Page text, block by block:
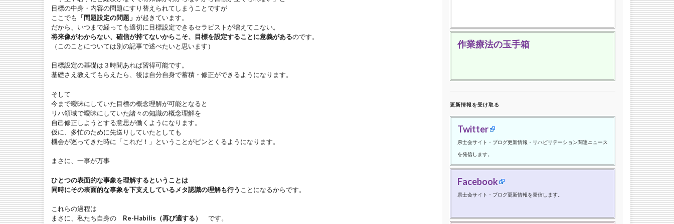
目標の中身・内容の問題にすり替えられてしまうことですが
ここでも 「問題設定の問題」 が起きています。
だから、いつまで経っても適切に目標設定できるセラピストが増えてこない。
将来像がわからない、確信が持てないからこそ、目標を設定することに意義があるのです。
（このことについては別の記事で述べたいと思います）
目標設定の基礎は３時間あれば習得可能です。
基礎さえ教えてもらえたら、後は自分自身で蓄積・修正ができるようになります。
そして
今まで曖昧にしていた目標の概念理解が可能となると
リハ領域で曖昧にしていた諸々の知識の概念理解を
自己修正しようとする意思が働くようになります。
仮に、多忙のために先送りしていたとしても
機会が巡ってきた時に「これだ！」ということがピンとくるようになります。
まさに、一事が万事
ひとつの表面的な事象を理解するということは
同時にその表面的な事象を下支えしているメタ認識の理解も行う ことになるからです。
これらの過程は
まさに、私たち自身の Re-Habilis（再び適する） です。
作業療法の玉手箱
更新情報を受け取る
Twitter
県士会サイト・ブログ更新情報・リハビリテーション関連ニュース
を発信します。
Facebook
県士会サイト・ブログ更新情報を発信します。